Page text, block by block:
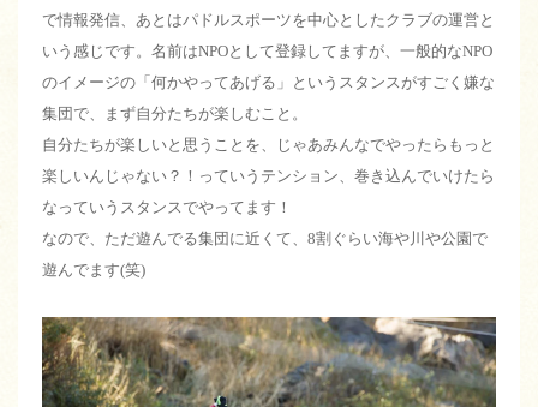
で情報発信、あとはパドルスポーツを中心としたクラブの運営と
いう感じです。名前はNPOとして登録してますが、一般的なNPO
のイメージの「何かやってあげる」というスタンスがすごく嫌な
集団で、まず自分たちが楽しむこと。
自分たちが楽しいと思うことを、じゃあみんなでやったらもっと
楽しいんじゃない？！っていうテンション、巻き込んでいけたら
なっていうスタンスでやってます！
なので、ただ遊んでる集団に近くて、8割ぐらい海や川や公園で
遊んでます(笑)